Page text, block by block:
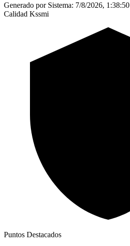
Generado por Sistema: 7/8/2026, 1:38:50
Calidad Kssmi
Puntos Destacados